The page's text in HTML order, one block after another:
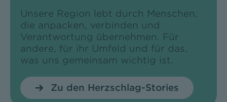
Unsere Region lebt durch Menschen,
die anpacken, verbinden und
Verantwortung übernehmen. Für
andere, für ihr Umfeld und für das,
was uns gemeinsam wichtig ist.
Zu den Herzschlag-Stories